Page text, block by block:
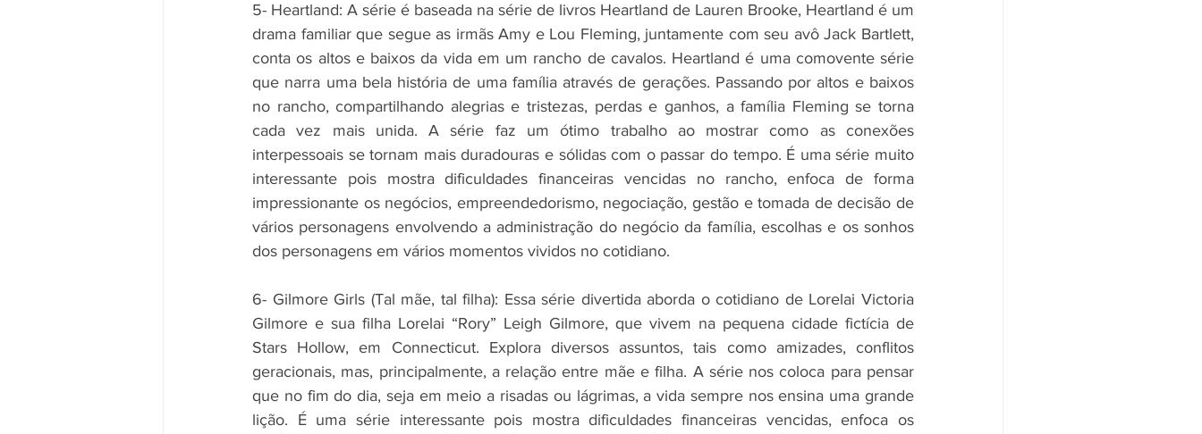
5- Heartland: A série é baseada na série de livros Heartland de Lauren Brooke, Heartland é um
drama familiar que segue as irmãs Amy e Lou Fleming, juntamente com seu avô Jack Bartlett,
conta os altos e baixos da vida em um rancho de cavalos. Heartland é uma comovente série
que narra uma bela história de uma família através de gerações. Passando por altos e baixos
no rancho, compartilhando alegrias e tristezas, perdas e ganhos, a família Fleming se torna
cada vez mais unida. A série faz um ótimo trabalho ao mostrar como as conexões
interpessoais se tornam mais duradouras e sólidas com o passar do tempo. É uma série muito
interessante pois mostra dificuldades financeiras vencidas no rancho, enfoca de forma
impressionante os negócios, empreendedorismo, negociação, gestão e tomada de decisão de
vários personagens envolvendo a administração do negócio da família, escolhas e os sonhos
dos personagens em vários momentos vividos no cotidiano.
6- Gilmore Girls (Tal mãe, tal filha): Essa série divertida aborda o cotidiano de Lorelai Victoria
Gilmore e sua filha Lorelai “Rory” Leigh Gilmore, que vivem na pequena cidade fictícia de
Stars Hollow, em Connecticut. Explora diversos assuntos, tais como amizades, conflitos
geracionais, mas, principalmente, a relação entre mãe e filha. A série nos coloca para pensar
que no fim do dia, seja em meio a risadas ou lágrimas, a vida sempre nos ensina uma grande
lição. É uma série interessante pois mostra dificuldades financeiras vencidas, enfoca os